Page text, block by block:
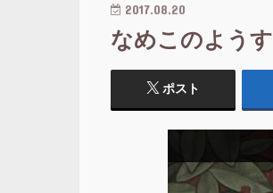
2017.08.20
なめこのようす
ポスト